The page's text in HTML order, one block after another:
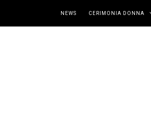
NEWS CERIMONIA DONNA